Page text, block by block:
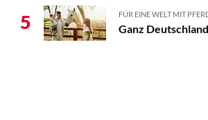
5 FÜR EINE WELT MIT
Ganz